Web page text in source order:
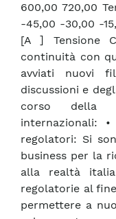
600,00 720,00
-45,00 -30,00 -
[A ] Tensione
continuità con
avviati nuovi
discussioni e
corso della
internazionali:
regolatori: Si
business per la
alla realtà
regolatorie al
permettere a